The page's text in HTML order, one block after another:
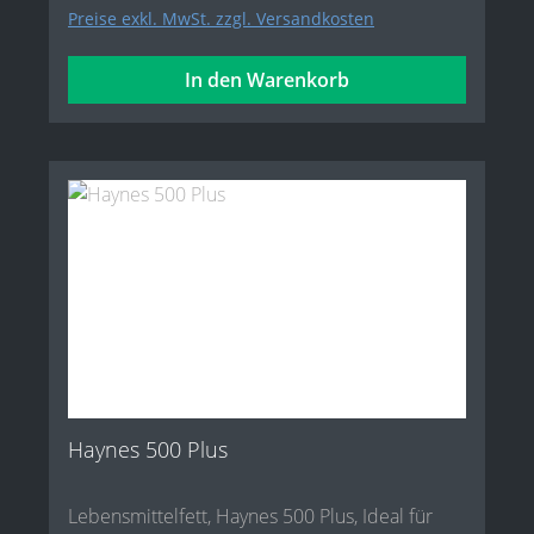
Preise exkl. MwSt. zzgl. Versandkosten
In den Warenkorb
Haynes 500 Plus
Lebensmittelfett, Haynes 500 Plus, Ideal für